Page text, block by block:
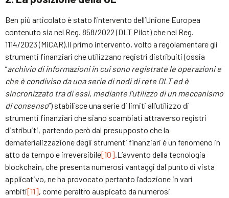
Ben più articolato è stato l’intervento dell’Unione Europea
contenuto sia nel Reg. 858/2022 (DLT Pilot) che nel Reg.
1114/2023 (MiCAR).Il primo intervento, volto a regolamentare gli
strumenti finanziari che utilizzano registri distribuiti (ossia
“archivio di informazioni in cui sono registrate le operazioni e
che è condiviso da una serie di nodi di rete DLT ed è
sincronizzato tra di essi, mediante l’utilizzo di un meccanismo
di consenso”) stabilisce una serie di limiti all’utilizzo di
strumenti finanziari che siano scambiati attraverso registri
distribuiti, partendo però dal presupposto che la
dematerializzazione degli strumenti finanziari è un fenomeno in
atto da tempo e irreversibile[10].L’avvento della tecnologia
blockchain, che presenta numerosi vantaggi dal punto di vista
applicativo, ne ha provocato pertanto l’adozione in vari
ambiti[11], come peraltro auspicato da numerosi